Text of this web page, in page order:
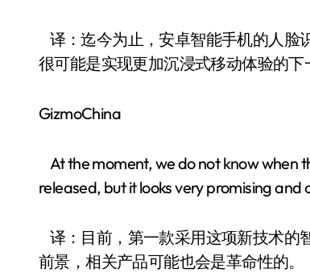
译：迄今为止，安卓智能手机的人脸
很可能是实现更加沉浸式移动体验的下
GizmoChina
At the moment, we do not know when
released, but it looks very promising
译：目前，第一款采用这项新技术的
前景，相关产品可能也会是革命性的。